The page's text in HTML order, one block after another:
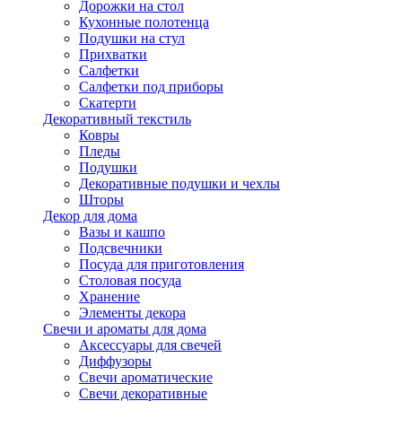
Дорожки на стол
Кухонные полотенца
Подушки на стул
Прихватки
Салфетки
Салфетки под приборы
Скатерти
Декоративный текстиль
Ковры
Пледы
Подушки
Декоративные подушки и чехлы
Шторы
Декор для дома
Вазы и кашпо
Подсвечники
Посуда для приготовления
Столовая посуда
Хранение
Элементы декора
Свечи и ароматы для дома
Аксессуары для свечей
Диффузоры
Свечи ароматические
Свечи декоративные